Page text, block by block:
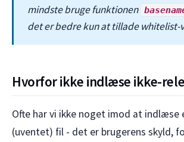
mindste bruge funktionen
det er bedre kun at tillade
Hvorfor ikke indlæse ikke-
Ofte har vi ikke noget imod at indlæse
(uventet) fil - det er brugerens skyld,